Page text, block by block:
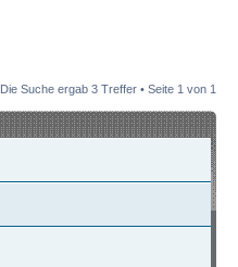
Die Suche ergab 3 Treffer • Seite 1 von 1